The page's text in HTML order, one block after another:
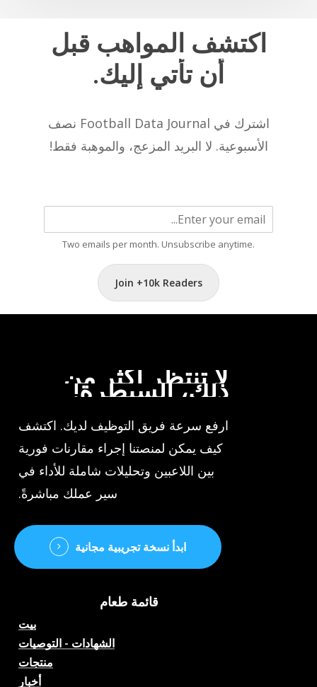
اكتشف المواهب قبل
أن تأتي إليك.
اشترك في Football Data Journal نصف
الأسبوعية. لا البريد المزعج، والموهبة فقط!
Two emails per month. Unsubscribe anytime.
Join +10k Readers
لاتنتظر أكثر من ذلك،السيطرة!
ارفع سرعة فريق التوظيف لديك. اكتشف
كيف يمكن لمنصتنا إجراء مقارنات فورية
بين اللاعبين وتحليلات شاملة للأداء في
سير عملك مباشرةً.
ابدأ نسخة تجريبية مجانية
قائمة طعام
بيت
الشهادات - التوصيات
منتجات
أخبار